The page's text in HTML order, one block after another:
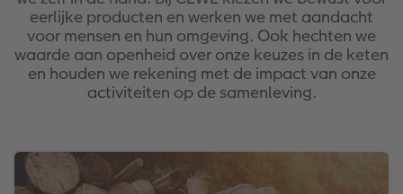
XXL Liggend
Compact Liggend
Compact Vierkant
Papiersoorten
Mini retro prints
Square prints
Fine art prints
Foto in lijst
Foto op forex
Foto op hout
Foto op hexxas
Alle extra's
Papiersoorten
Fineline wandkalender
Om op te schrijven
Making Memories Wandkalenders
Textiel
Fotomagneten
Dierencadeaus
Fotogeschenkboxen
Trouwkaarten
Babykaarten
Verjaardagskaarten
Alle thema's
Appeerlijke producten en werken we met aandacht
voor mensen en hun omgeving. Ook hechten we
waarde aan openheid over onze keuzes in de keten
en houden we rekening met de impact van onze
activiteiten op de samenleving.